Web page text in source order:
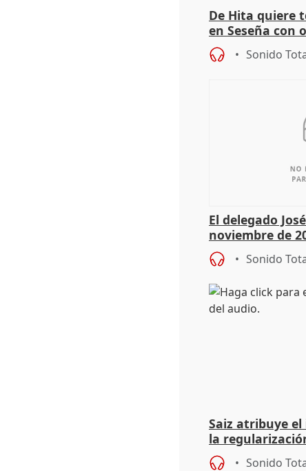
De Hita quiere
en Seseña con
Sonido
El delegado
noviembre de
9.810 ayudas
Sonido
Saiz atribuye
la
del Gobierno
Sonido